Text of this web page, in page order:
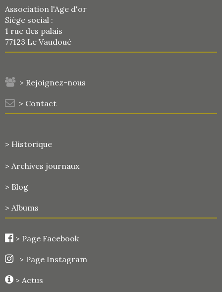
Association l'Age d'or
Siège social :
1 rue des palais
77123 Le Vaudoué
> Rejoignez-nous
> Contact
> Historique
> Archives journaux
> Blog
> Albums
> Page Facebook
> Page Instagram
> Actus